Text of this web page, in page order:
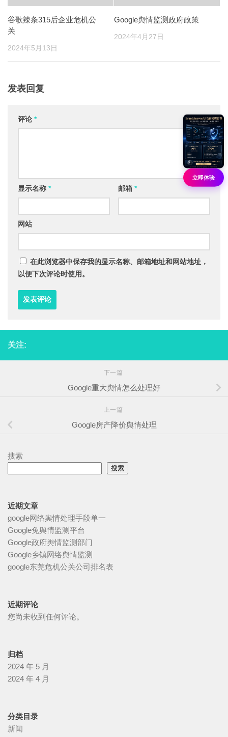
谷歌辣条315后企业危机公
关
2024年5月13日
Google舆情监测政府政策
2024年4月27日
发表回复
评论 *
显示名称 * 邮箱 *
网站
在此浏览器中保存我的显示名称、邮箱地址和网站地址，
以便下次评论时使用。
关注:
下一篇
Google重大舆情怎么处理好
上一篇
Google房产降价舆情处理
搜索
搜索
近期文章
google网络舆情处理手段单一
Google免舆情监测平台
Google政府舆情监测部门
Google乡镇网络舆情监测
google东莞危机公关公司排名表
近期评论
您尚未收到任何评论。
归档
2024 年 5 月
2024 年 4 月
分类目录
新闻
立即体验